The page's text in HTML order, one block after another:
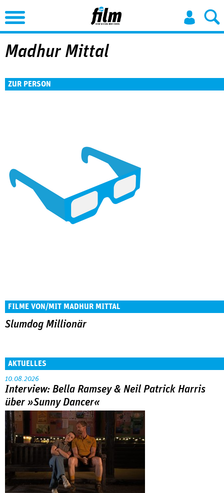
Jump to Navigation
Madhur Mittal
ZUR PERSON
FILME VON/MIT MADHUR MITTAL
Slumdog Millionär
AKTUELLES
10.08.2026
Interview: Bella Ramsey & Neil Patrick Harris
über »Sunny Dancer«